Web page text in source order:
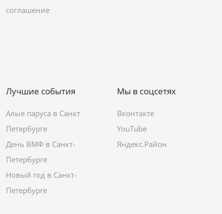
соглашение
Лучшие события
Алые паруса в Санкт
Петербурге
День ВМФ в Санкт-
Петербурге
Новый год в Санкт-
Петербурге
Мы в соцсетях
Вконтакте
YouTube
Яндекс.Район